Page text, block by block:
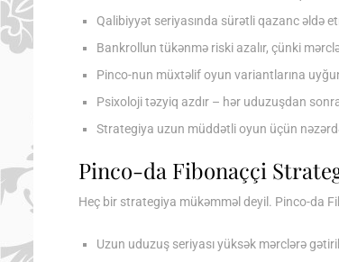
Qalibiyyət seriyasında sürətli qazanc əldə
Bankrollun tükənmə riski azalır, çünki
Pinco-nun müxtəlif oyun variantlarına
Psixoloji təzyiq azdır – hər uduzuşdan
Strategiya uzun müddətli oyun üçün
Pinco-da Fibonaççi
Heç bir strategiya mükəmməl deyil. Pinco-da
Uzun uduzuş seriyası yüksək mərclərə